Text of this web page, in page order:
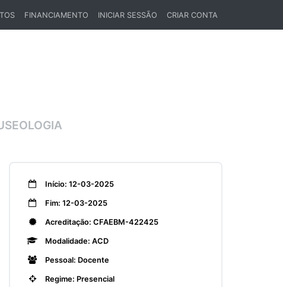
FINANCIAMENTO INICIAR SESSÃO CRIAR CONTA
Início: 12-03-2025
Fim: 12-03-2025
Acreditação: CFAEBM-422425
Modalidade: ACD
Pessoal: Docente
Regime: Presencial